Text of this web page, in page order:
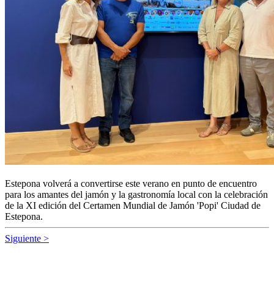
Estepona volverá a convertirse este verano en punto de encuentro
para los amantes del jamón y la gastronomía local con la celebración
de la XI edición del Certamen Mundial de Jamón 'Popi' Ciudad de
Estepona.
Siguiente >